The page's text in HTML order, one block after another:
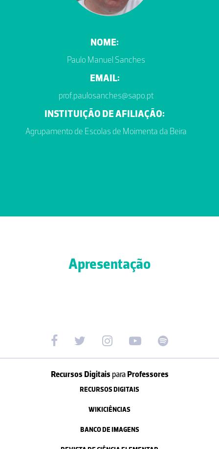
NOME:
Paulo Manuel Sanches
EMAIL:
prof.paulosanches@sapo.pt
INSTITUIÇÃO DE AFILIAÇÃO:
Agrupamento de Escolas de Moimenta da Beira
Apresentação
Recursos Digitais paraProfessores
RECURSOS DIGITAIS
WIKICIÊNCIAS
BANCO DE IMAGENS